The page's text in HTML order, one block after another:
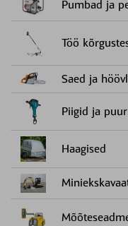
Pumbad ja
Töö
Saed ja
Piigid ja
Haagised